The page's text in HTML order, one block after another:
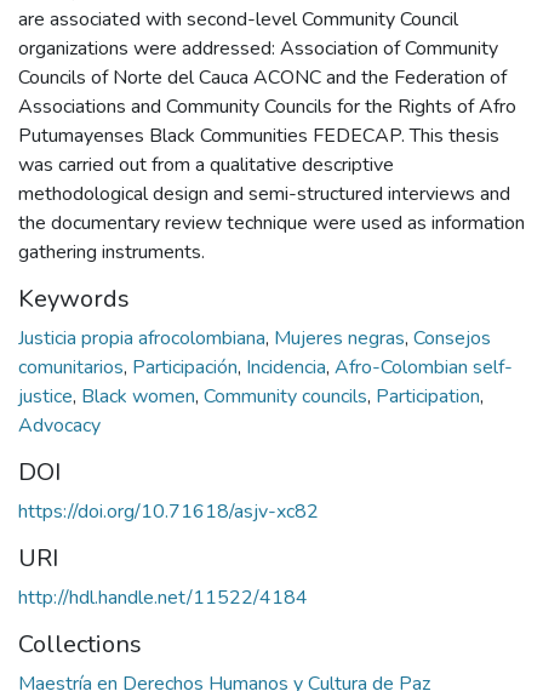
are associated with second-level Community Council
organizations were addressed: Association of Community
Councils of Norte del Cauca ACONC and the Federation of
Associations and Community Councils for the Rights of Afro
Putumayenses Black Communities FEDECAP. This thesis
was carried out from a qualitative descriptive
methodological design and semi-structured interviews and
the documentary review technique were used as information
gathering instruments.
Keywords
Justicia propia afrocolombiana, Mujeres negras, Consejos
comunitarios, Participación, Incidencia, Afro-Colombian self-
justice, Black women, Community councils, Participation,
Advocacy
DOI
https://doi.org/10.71618/asjv-xc82
URI
http://hdl.handle.net/11522/4184
Collections
Maestría en Derechos Humanos y Cultura de Paz